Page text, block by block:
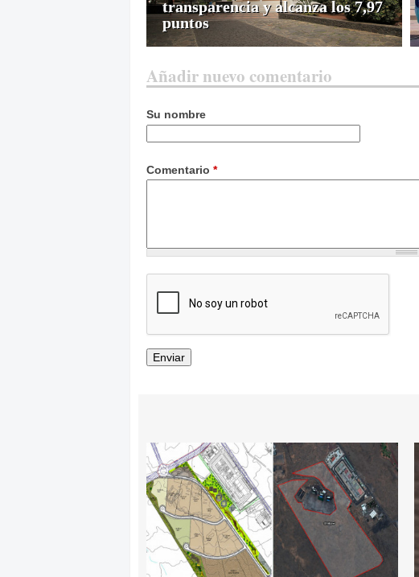
transparencia y alcanza los 7,97
puntos
Añadir nuevo comentario
Su nombre
Comentario *